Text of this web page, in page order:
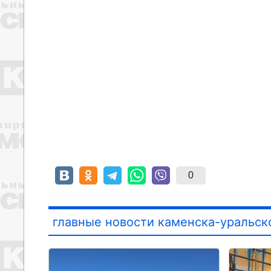
0
главные новости каменска-